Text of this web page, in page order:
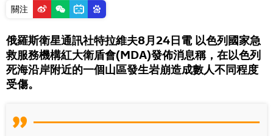
關注
俄羅斯衛星通訊社特拉維夫8月24日電 以色列國家急
救服務機構紅大衛盾會(MDA)發佈消息稱，在以色列
死海沿岸附近的一個山區發生岩崩造成數人不同程度
受傷。